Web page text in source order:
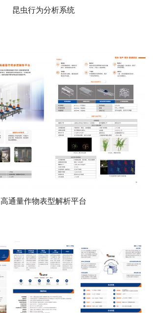
昆虫行为分析系统
高通量作物表型解析平台